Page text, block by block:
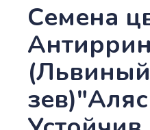
Семена
(Львиный